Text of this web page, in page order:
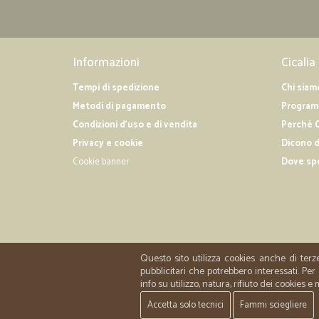
Informazioni
Tempi di spedizione
Metodi di pagamento
Condizioni d'uso e di vendita
Privacy e cookie
Cookie banner
Cicalia
Chi
Perché
Dicono
Dove
Questo sito utilizza cookies anche di
pubblicitari che potrebbero interessati.
info su utilizzo, natura, rifiuto dei cookies
Accetta solo tecnici Fammi sciegliere